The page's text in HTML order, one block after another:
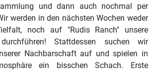
und dann auch nochmal per
werden in den nächsten Wochen weder
noch auf "Rudis Ranch" unsere
durchführen! Stattdessen suchen wir
Nachbarschaft auf und spielen in
ein bisschen Schach. Erste